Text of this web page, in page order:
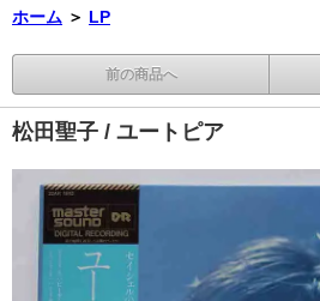
ホーム ＞ LP
前の商品へ
松田聖子 / ユートピア